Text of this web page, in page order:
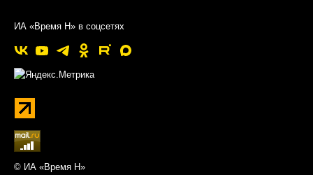
ИА «Время Н» в соцсетях
© ИА «Время Н»